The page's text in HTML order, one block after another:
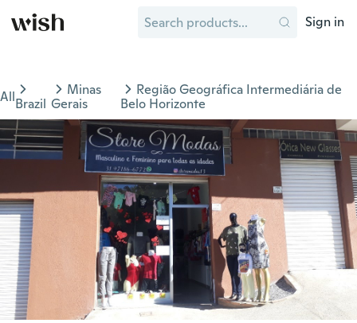
Sign in
AllBrazil
Minas
Gerais
Região Geográfica Intermediária de
Belo Horizonte